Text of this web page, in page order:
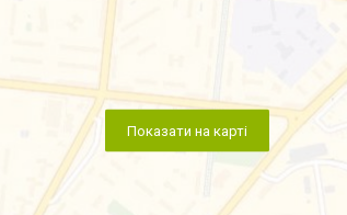
Показати на карті